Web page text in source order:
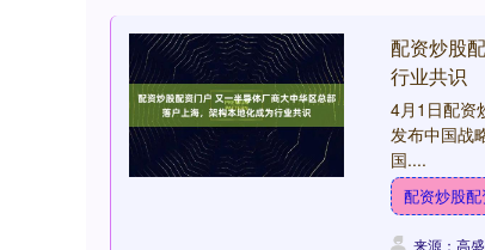
配资炒股
行业共识
4月1日配资
发布中国战
国....
配资炒股
来源：高